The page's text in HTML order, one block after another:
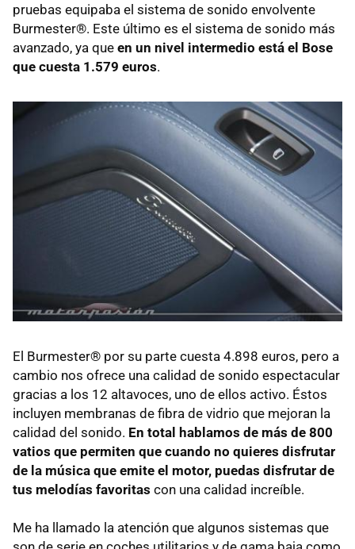
pruebas equipaba el sistema de sonido envolvente
Burmester®. Este último es el sistema de sonido más
avanzado, ya que en un nivel intermedio está el Bose
que cuesta 1.579 euros.
El Burmester® por su parte cuesta 4.898 euros, pero a
cambio nos ofrece una calidad de sonido espectacular
gracias a los 12 altavoces, uno de ellos activo. Éstos
incluyen membranas de fibra de vidrio que mejoran la
calidad del sonido. En total hablamos de más de 800
vatios que permiten que cuando no quieres disfrutar
de la música que emite el motor, puedas disfrutar de
tus melodías favoritas con una calidad increíble.
Me ha llamado la atención que algunos sistemas que